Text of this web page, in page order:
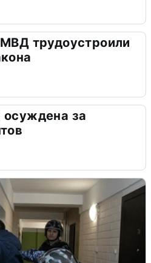
трудоустроили
за